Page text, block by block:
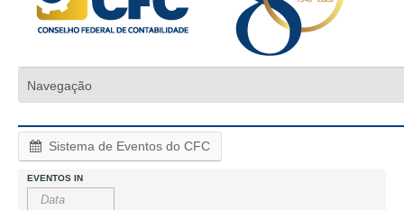
Sistema de Eventos do CFC
EVENTOS IN